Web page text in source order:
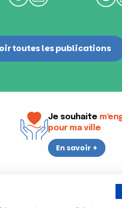
toutes les publications
Je souhaite
pour ma ville
En savoir +